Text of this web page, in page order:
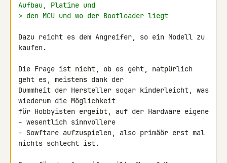
Aufbau, Platine und
> den MCU und wo der Bootloader liegt
Dazu reicht es dem Angreifer, so ein Modell zu
kaufen.
Die Frage ist nicht, ob es geht, natpürlich
geht es, meistens dank der
Dummheit der Hersteller sogar kinderleicht, was
wiederum die Möglichkeit
für Hobbyisten ergeibt, auf der Hardware eigene
- wesentlich sinnvollere
- Sowftare aufzuspielen, also primäör erst mal
nichts schlecht ist.